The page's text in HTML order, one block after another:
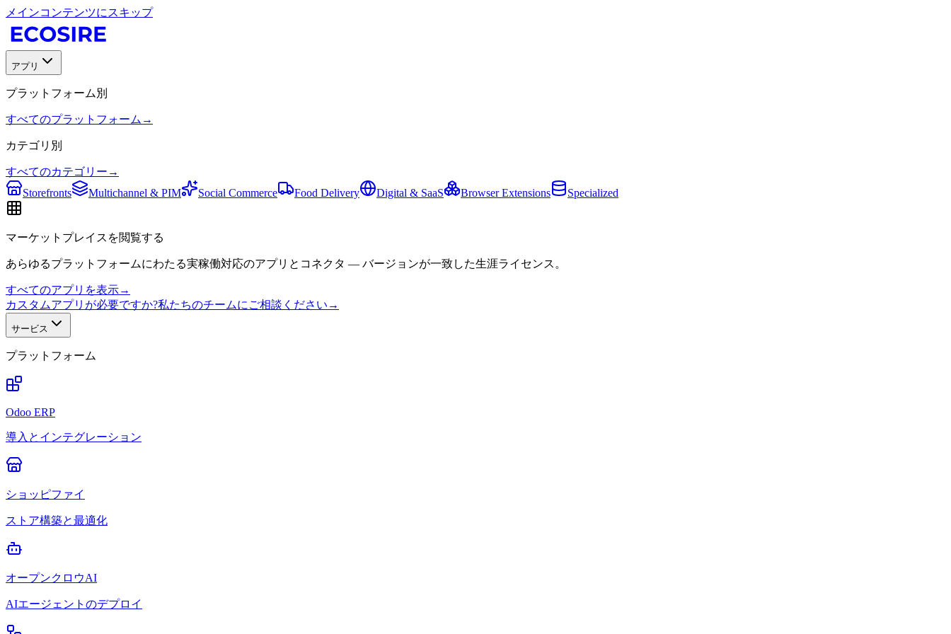
メインコンテンツにスキップ
アプリ
プラットフォーム別
すべてのプラットフォーム →
カテゴリ別
すべてのカテゴリー →
Storefronts
Multichannel & PIM Social Commerce Food Delivery Digital & SaaS Browser Extensions Specialized
マーケットプレイスを閲覧する
あらゆるプラットフォームにわたる実稼働対応のアプリとコネクタ — バージョンが一致した生涯ライセンス。
すべてのアプリを表示→
カスタムアプリが必要ですか?私たちのチームにご相談ください →
サービス
プラットフォーム
Odoo ERP
導入とインテグレーション
ショッピファイ
ストア構築と最適化
オープンクロウAI
AIエージェントのデプロイ